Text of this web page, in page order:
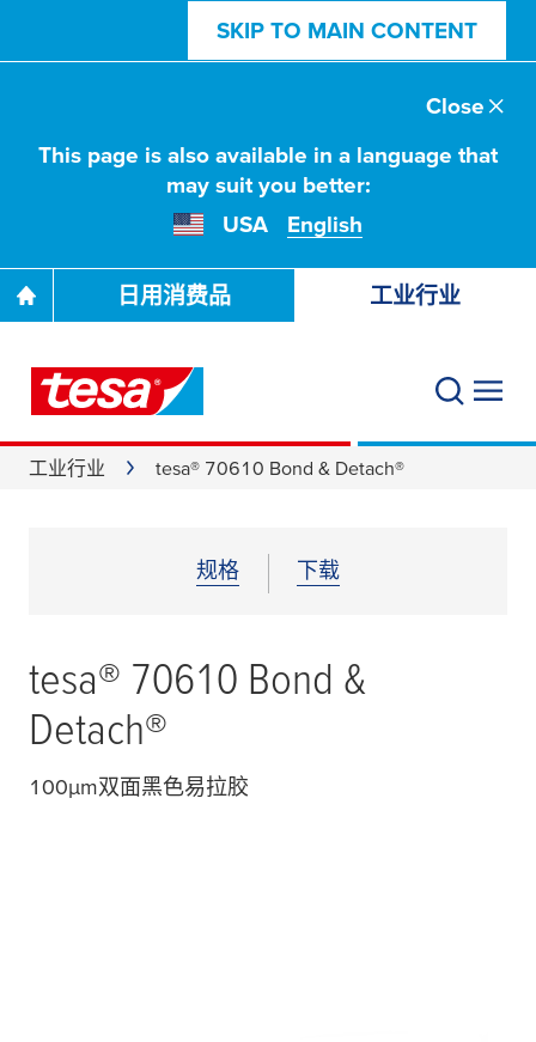
SKIP TO MAIN CONTENT
This page is also available in a language that
may suit you better:
USA
English
Close
日用消费品 工业行业
工业行业 tesa® 70610 Bond & Detach®
规格 下载
tesa® 70610 Bond &
Detach®
100µm双面黑色易拉胶